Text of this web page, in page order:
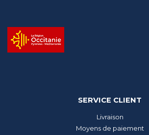
SERVICE CLIENT
Livraison
Moyens de paiement